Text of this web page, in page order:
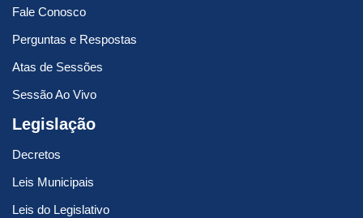
Fale Conosco
Perguntas e Respostas
Atas de Sessões
Sessão Ao Vivo
Legislação
Decretos
Leis Municipais
Leis do Legislativo